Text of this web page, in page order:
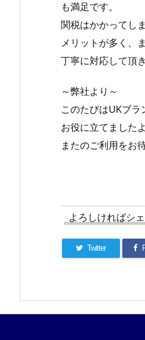
も満足です。
関税はかかってし
メリットが多く、
丁寧に対応して頂
～弊社より～
このたびはUKブラ
お役に立てました
またのご利用をお
よろしければシ
Twitter